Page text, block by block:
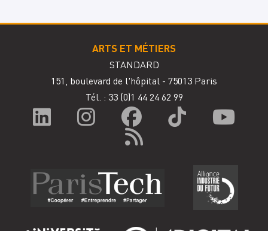
ARTS ET MÉTIERS
STANDARD
151, boulevard de l'hôpital - 75013 Paris
Tél. : 33 (0)1 44 24 62 99